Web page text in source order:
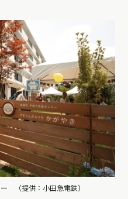
（提供：小田急電鉄）